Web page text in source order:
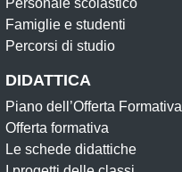
Personale scolastico
Famiglie e studenti
Percorsi di studio
DIDATTICA
Piano dell’Offerta Formativa
Offerta formativa
Le schede didattiche